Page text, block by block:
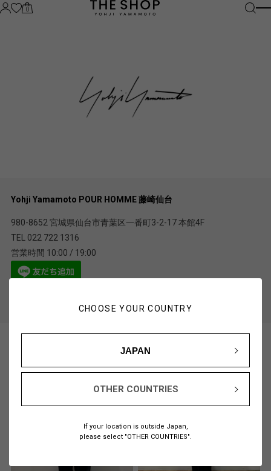
CHOOSE YOUR COUNTRY
JAPAN
OTHER COUNTRIES
If your location is outside Japan,
please select "OTHER COUNTRIES".
0
Yohji Yamamoto POUR HOMME 藤崎仙台
980-8652 宮城県仙台市青葉区一番町3-2-17 本館4F
TEL 022 722 1316
営業時間 10:00 / 19:00